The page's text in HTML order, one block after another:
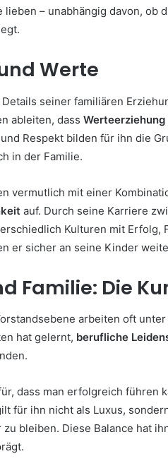
lieben – unabhängig davon, ob
Werte
seiner familiären
ableiten, dass Werteerziehung
Respekt bilden für ihn die
in der Familie.
vermutlich mit einer
auf. Durch seine Karriere
Kulturen mit Erfolg,
er sicher an seine Kinder
Familie: Die
arbeiten oft
hat gelernt, berufliche
dass man erfolgreich führen
für ihn nicht als Luxus,
bleiben. Diese Balance hat